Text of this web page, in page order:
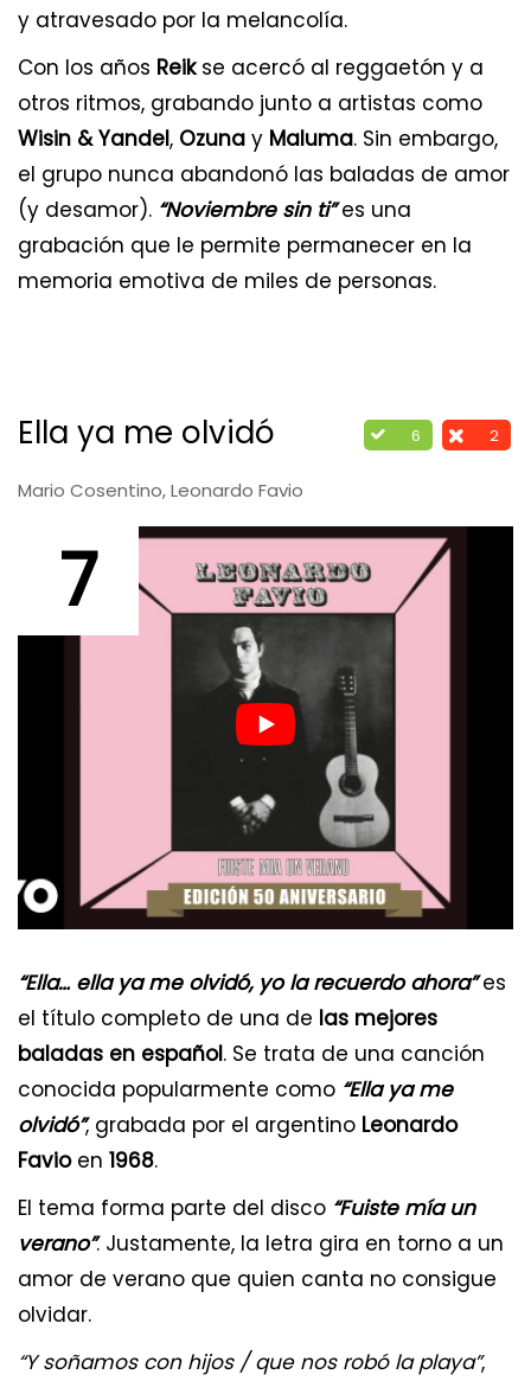
y atravesado por la melancolía.
Con los años Reikse acercó al reggaetón y a
otros ritmos, grabando junto a artistas como
Wisin & Yandel, Ozuna y Maluma. Sin embargo,
el grupo nunca abandonó las baladas de amor
(y desamor). “Noviembre sin ti”es una
grabación que le permite permanecer en la
memoria emotiva de miles de personas.
6 2
Ella ya me olvidó
Mario Cosentino, Leonardo Favio
7
“Ella… ella ya me olvidó, yo la recuerdo ahora”es
el título completo de una de las mejores
baladas en español. Se trata de una canción
conocida popularmente como “Ella ya me
olvidó”, grabada por el argentino Leonardo
Favioen 1968.
El tema forma parte del disco “Fuiste mía un
verano”. Justamente, la letra gira en torno a un
amor de verano que quien canta no consigue
olvidar.
“Y soñamos con hijos / que nos robó la playa”,